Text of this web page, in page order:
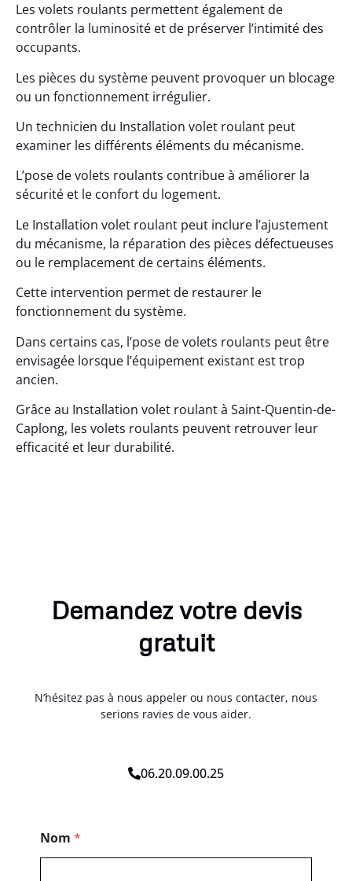
Les volets roulants permettent également de
contrôler la luminosité et de préserver l’intimité des
occupants.
Les pièces du système peuvent provoquer un blocage
ou un fonctionnement irrégulier.
Un technicien du Installation volet roulant peut
examiner les différents éléments du mécanisme.
L’pose de volets roulants contribue à améliorer la
sécurité et le confort du logement.
Le Installation volet roulant peut inclure l’ajustement
du mécanisme, la réparation des pièces défectueuses
ou le remplacement de certains éléments.
Cette intervention permet de restaurer le
fonctionnement du système.
Dans certains cas, l’pose de volets roulants peut être
envisagée lorsque l’équipement existant est trop
ancien.
Grâce au Installation volet roulant à Saint-Quentin-de-
Caplong, les volets roulants peuvent retrouver leur
efficacité et leur durabilité.
Demandez votre devis
gratuit
N’hésitez pas à nous appeler ou nous contacter, nous
serions ravies de vous aider.
06.20.09.00.25
P
o
Nom *